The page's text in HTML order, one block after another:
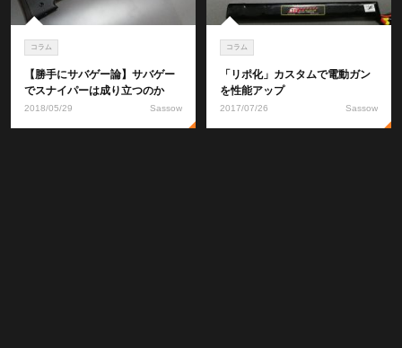
コラム
【勝手にサバゲー論】サバゲー
でスナイパーは成り立つのか
2018/05/29 Sassow
コラム
「リポ化」カスタムで電動ガン
を性能アップ
2017/07/26 Sassow